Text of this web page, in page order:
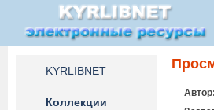
KYRLIBNET
Коллекции
Автор: